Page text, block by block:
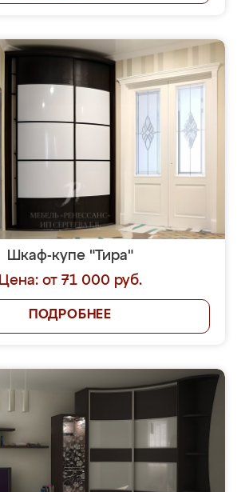
Шкаф-купе "Тира"
Цена: от 71 000 руб.
ПОДРОБНЕЕ